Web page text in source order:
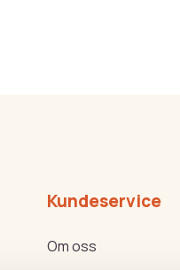
Kundeservice
Om oss